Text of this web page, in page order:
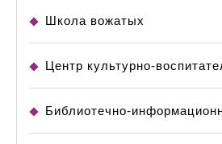
Школа вожатых
Центр культурно-
Библиотечно-